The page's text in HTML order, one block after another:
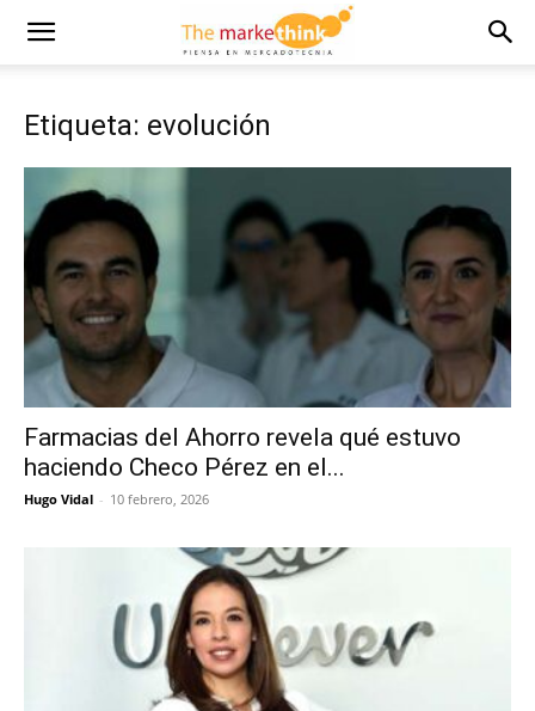
Etiqueta: evolución
Farmacias del Ahorro revela qué estuvo
haciendo Checo Pérez en el...
Hugo Vidal - 10 febrero, 2026